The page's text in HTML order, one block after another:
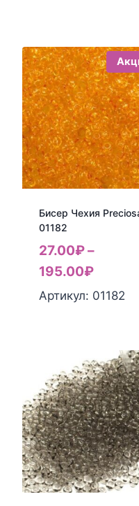
Бисер Чехия
01182
27.00₽–
195.00₽
Артикул: 01182